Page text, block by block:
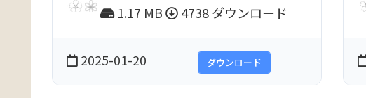
1.17 MB 4738 ダウンロード
2025-01-20 ダウンロード